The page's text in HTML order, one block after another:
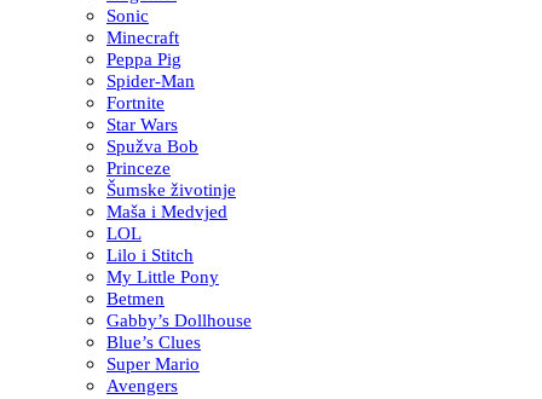
Sonic
Minecraft
Peppa Pig
Spider-Man
Fortnite
Star Wars
Spužva Bob
Princeze
Šumske životinje
Maša i Medvjed
LOL
Lilo i Stitch
My Little Pony
Betmen
Gabby’s Dollhouse
Blue’s Clues
Super Mario
Avengers